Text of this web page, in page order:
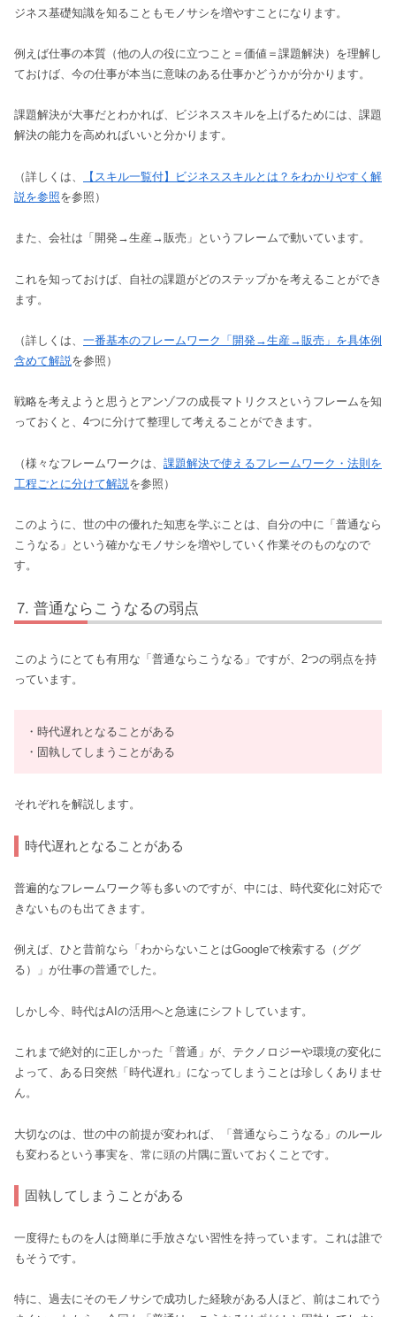
ジネス基礎知識を知ることもモノサシを増やすことになります。
例えば仕事の本質（他の人の役に立つこと＝価値＝課題解決）を理解し
ておけば、今の仕事が本当に意味のある仕事かどうかが分かります。
課題解決が大事だとわかれば、ビジネススキルを上げるためには、課題
解決の能力を高めればいいと分かります。
（詳しくは、
【スキル一覧付】ビジネススキルとは？をわかりやすく解
説を参照を参照）
また、会社は「開発→生産→販売」というフレームで動いています。
これを知っておけば、自社の課題がどのステップかを考えることができ
ます。
（詳しくは、 一番基本のフレームワーク「開発→生産→販売」を具体例
含めて解説 を参照）
戦略を考えようと思うとアンゾフの成長マトリクスというフレームを知
っておくと、4つに分けて整理して考えることができます。
（様々なフレームワークは、 課題解決で使えるフレームワーク・法則を
工程ごとに分けて解説 を参照）
このように、世の中の優れた知恵を学ぶことは、自分の中に「普通なら
こうなる」という確かなモノサシを増やしていく作業そのものなので
す。
普通ならこうなるの弱点
このようにとても有用な「普通ならこうなる」ですが、2つの弱点を持
っています。
・時代遅れとなることがある
・固執してしまうことがある
それぞれを解説します。
時代遅れとなることがある
普遍的なフレームワーク等も多いのですが、中には、時代変化に対応で
きないものも出てきます。
例えば、ひと昔前なら「わからないことはGoogleで検索する（ググ
る）」が仕事の普通でした。
しかし今、時代はAIの活用へと急速にシフトしています。
これまで絶対的に正しかった「普通」が、テクノロジーや環境の変化に
よって、ある日突然「時代遅れ」になってしまうことは珍しくありませ
ん。
大切なのは、世の中の前提が変われば、「普通ならこうなる」のルール
も変わるという事実を、常に頭の片隅に置いておくことです。
固執してしまうことがある
一度得たものを人は簡単に手放さない習性を持っています。これは誰で
もそうです。
特に、過去にそのモノサシで成功した経験がある人ほど、前はこれでう